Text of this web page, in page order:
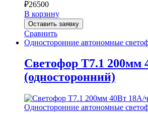
₽26500
В корзину
Оставить заявку
Сравнить
Односторонние автономные
Светофор Т7.1 200мм
(односторонний)
Односторонние автономные